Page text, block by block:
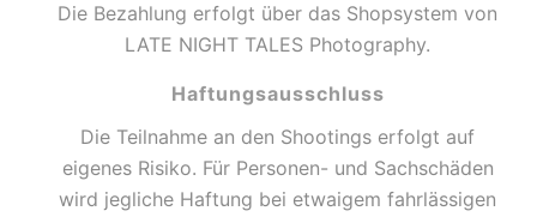
Die Bezahlung erfolgt über das Shopsystem von
LATE NIGHT TALES Photography.
Haftungsausschluss
Die Teilnahme an den Shootings erfolgt auf
eigenes Risiko. Für Personen- und Sachschäden
wird jegliche Haftung bei etwaigem fahrlässigen